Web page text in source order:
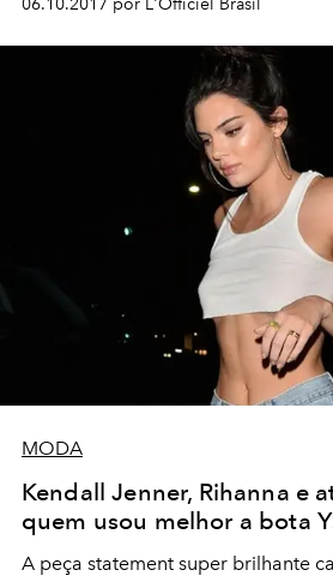
MODA
Kendall Jenner, Rihanna e
quem usou melhor a bota
A peça statement super brilhante